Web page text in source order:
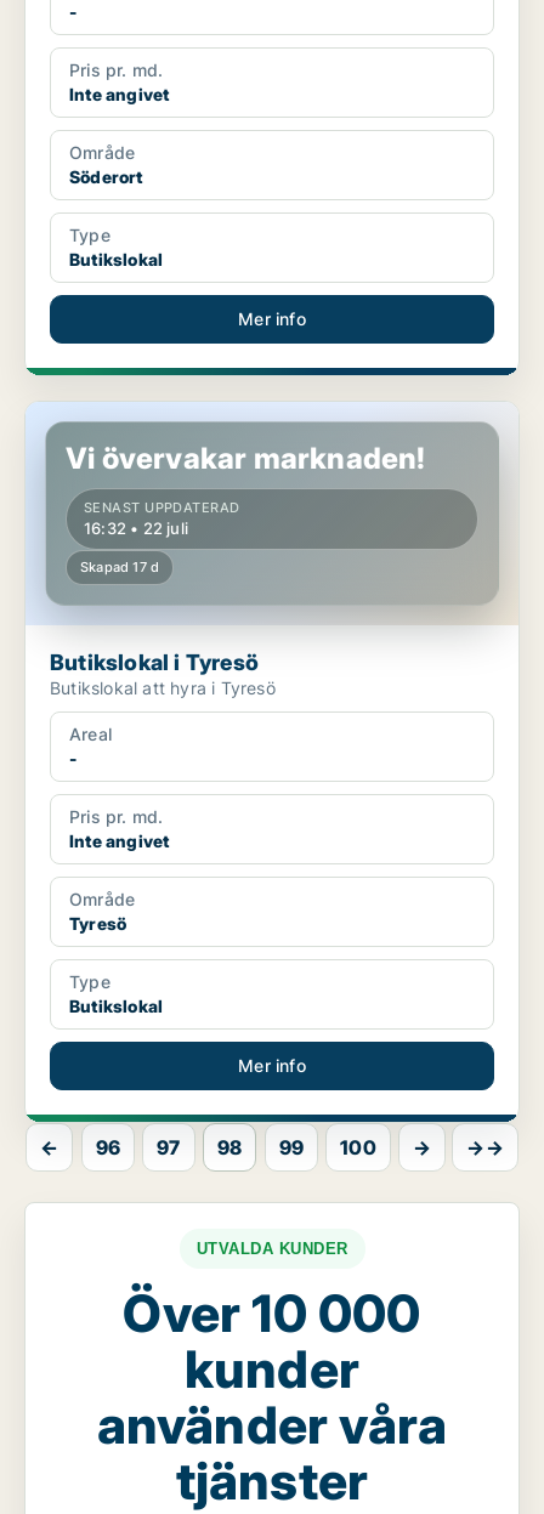
-
Pris pr. md.
Inte angivet
Område
Söderort
Type
Butikslokal
Mer info
Butikslokal i Tyresö
Vi övervakar marknaden!
SENAST UPPDATERAD
16:32 • 22 juli
Skapad 17 d
Butikslokal i Tyresö
Butikslokal att hyra i Tyresö
Areal
-
Pris pr. md.
Inte angivet
Område
Tyresö
Type
Butikslokal
Mer info
← 96 97 98 99 100 → →→
UTVALDA KUNDER
Över 10 000
kunder
använder våra
tjänster